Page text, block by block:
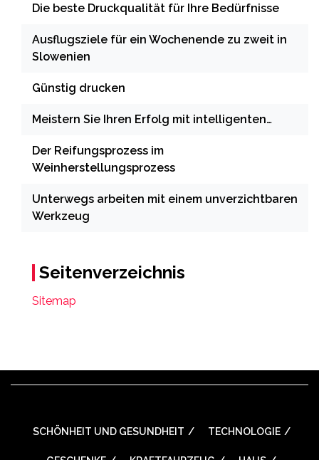
Die beste Druckqualität für Ihre Bedürfnisse
Ausflugsziele für ein Wochenende zu zweit in
Slowenien
Günstig drucken
Meistern Sie Ihren Erfolg mit intelligenten…
Der Reifungsprozess im
Weinherstellungsprozess
Unterwegs arbeiten mit einem unverzichtbaren
Werkzeug
Seitenverzeichnis
Sitemap
SCHÖNHEIT UND GESUNDHEIT TECHNOLOGIE